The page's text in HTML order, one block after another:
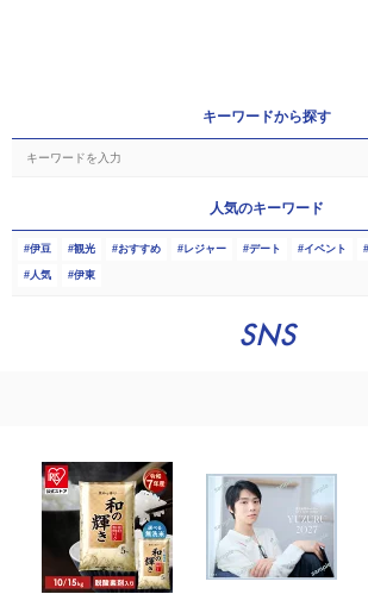
キーワードから探す
人気のキーワード
伊豆 観光 おすすめ レジャー デート イベント
人気 伊東
SNS